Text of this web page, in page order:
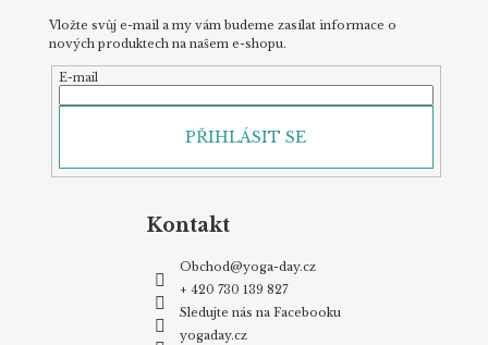
Vložte svůj e-mail a my vám budeme zasílat informace o
nových produktech na našem e-shopu.
E-mail
PŘIHLÁSIT SE
Kontakt
Obchod@yoga-day.cz
+ 420 730 139 827
Sledujte nás na Facebooku
yogaday.cz